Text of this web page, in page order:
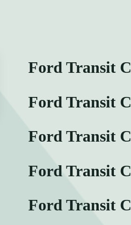
Ford Transit
Ford Transit
Ford Transit
Ford Transit
Ford Transit